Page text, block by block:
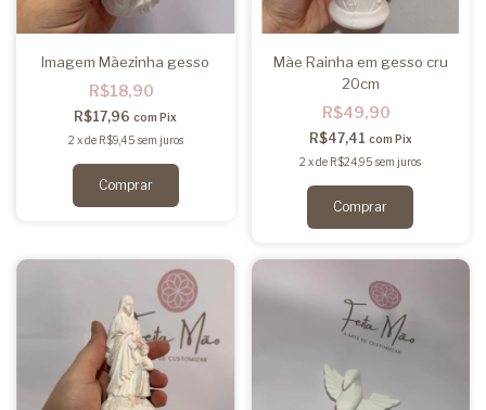
Imagem Mãezinha gesso
R$18,90
R$17,96com Pix
2 xde R$9,45 sem juros
Mãe Rainha em gesso cru
20cm
R$49,90
R$47,41 com Pix
2 xde R$24,95 sem juros